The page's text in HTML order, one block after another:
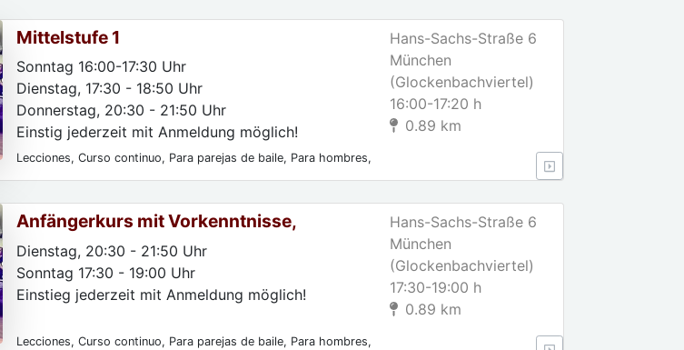
Mittelstufe 1
Sonntag 16:00-17:30 Uhr
Dienstag, 17:30 - 18:50 Uhr
Donnerstag, 20:30 - 21:50 Uhr
Einstig jederzeit mit Anmeldung möglich!
Lecciones, Curso continuo, Para parejas de baile, Para hombres,
Hans-Sachs-Straße 6
München
(Glockenbachviertel)
16:00-17:20 h
0.89 km
Anfängerkurs mit Vorkenntnisse,
A2/Weihnachtspause von 23. 1
Dienstag, 20:30 - 21:50 Uhr
Sonntag 17:30 - 19:00 Uhr
Einstieg jederzeit mit Anmeldung möglich!
Lecciones, Curso continuo, Para parejas de baile, Para hombres,
Hans-Sachs-Straße 6
München
(Glockenbachviertel)
17:30-19:00 h
0.89 km